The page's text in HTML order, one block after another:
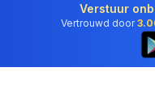
Land wijzigen:
Verstuur
Vertrouwd door